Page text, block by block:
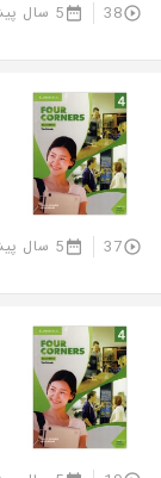
38 5 سال پیش
37 5 سال پیش